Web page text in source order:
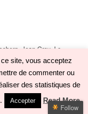
Jean Grey, Le
site, vous acceptez
de commenter ou
des statistiques de
Accepter Read More
Follow